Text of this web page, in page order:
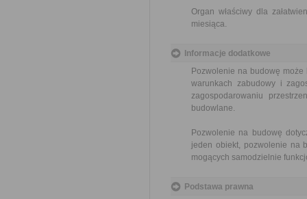
Organ właściwy dla
miesiąca.
Informacje dodatkowe
Pozwolenie na budowę może
warunkach zabudowy i
zagospodarowaniu
budowlane.
Pozwolenie na budowę
jeden obiekt, pozwolenie na
mogących samodzielnie
Podstawa prawna